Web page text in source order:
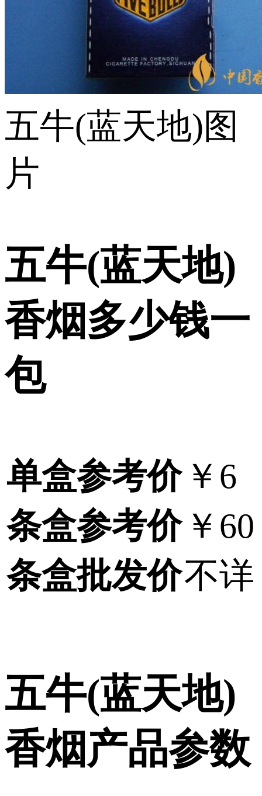
五牛(蓝天地)图
片
五牛(蓝天地)
香烟多少钱一
包
单盒参考价 ￥6
条盒参考价 ￥60
条盒批发价不详
五牛(蓝天地)
香烟产品参数